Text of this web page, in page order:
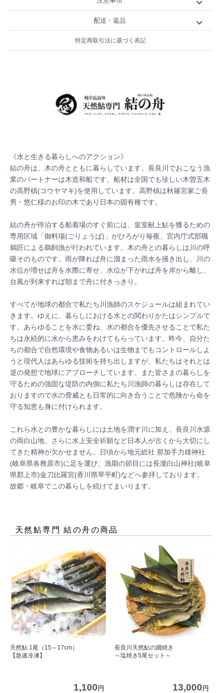
配送・返品 expand_more
特定商取引法に基づく表記
《水と生きる暮らしへのアクション》
結の舟は、木の舟とともに暮らしています。長良川でおこなう漁
業のパートナーは木造和船です。船材は全国でも珍しい木曽五木
の高野槙(コウヤマキ)を使用しています。高野槙は秋篠宮家ご長
男・悠仁様のお印の木であり日本の固有種です。
結の舟が停泊する船着場のすぐ前には、皇室献上鮎を獲るための
専用区域「御料場(ごりょうば)」がひろがり毎夜、宮内庁式部職
鵜匠による鵜飼漁が行われています。木の舟との暮らしは川の呼
吸そのものです。雨が降れば舟に溜まった雨水を掻き出し、川の
水位が増せば舟を水際に寄せ、水位が下がれば舟を岸から離し、
台風が到来すれば朝まで舟に付きっきり。
すべてが地球の都合で私たち川漁師のスケジュールは組まれてい
きます。ゆえに、暮らしにおける水との関わりかたはシンプルで
す。あらゆることを水に委ね、水の都合を優先させることで私た
ちは永続的に水から恵みをわけてもらっています。昨今、自分た
ちの都合で自然環境や食物あるいは生物までもコントロールしよ
うと現代人はあらゆる技術を持ち出しますが、私たちはそれとは
逆の発想で地球にアプローチしています。また皆さまの暮らしを
守るための強固な堤防の内側に私たち川漁師の暮らしは存在して
おりますので水の脅威とも日常的に向き合うことで危険から命を
守る知恵も身に付けられます。
これら​水との豊かな暮らしには土地を潤す川に加え、長良川水源
の両白山地、さらに水上安全祈願など日本人が古くから大切にし
てきた精神が欠かせません。日頃から地元総社 那加手力雄神社
(岐阜県各務原市)に足を運び、漁期の節目には長瀧白山神社(岐阜
県郡上市)金刀比羅宮(香川県琴平町)などへ参拝しております。
故郷・岐阜でこの暮らしを続けてまいります。
天然鮎専門 結の舟の商品
天然鮎 1尾（15～17cm）
【急速冷凍】
1,100 円
長良川天然鮎の踊焼き
～塩焼き5尾セット～
13,000 円